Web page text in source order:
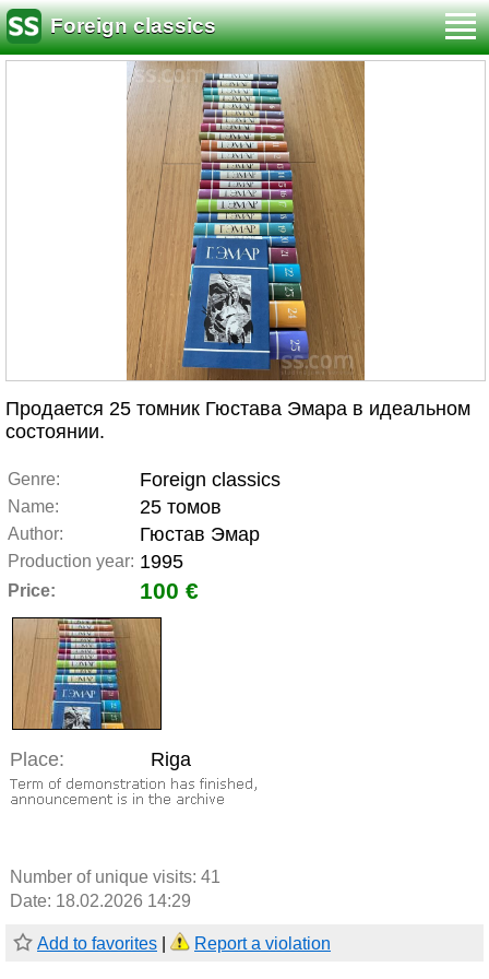
Foreign classics
Продается 25 томник Гюстава Эмара в идеальном
состоянии.
Genre: Foreign classics
Name: 25 томов
Author: Гюстав Эмар
Production year: 1995
Price: 100 €
Place: Riga
Number of unique visits: 41
Date: 18.02.2026 14:29
Add to favorites Report a violation